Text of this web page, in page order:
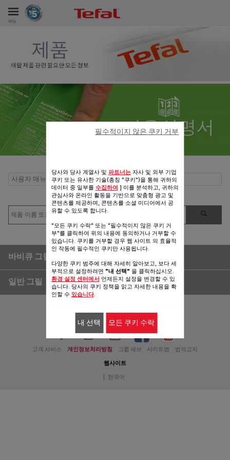
메뉴
사용자 매뉴얼 및 자주 물어본 질문 Convivial Cooking
바비큐 그릴
일반 그릴
고객 서비스 개인정보처리방침 그룹 세브 사이트맵 법적고지
웹사이트
한국어
당사와 당사 계열사 및 파트너는자사 및 외부 기업
쿠키 또는 유사한 기술(총칭 "쿠키")을 통해 귀하의
데이터 중 일부를 수집하여 ] 이를 분석하고, 귀하의
관심사와 온라인 활동을 기반으로 맞춤형 광고 및
콘텐츠를 제공하며, 콘텐츠를 소셜 미디어에서 공
유할 수 있도록 합니다.
"모든 쿠키 수락" 또는 "필수적이지 않은 쿠키 거
부"를 클릭하여 위의 내용에 동의하거나 거부할 수
있습니다. 쿠키를 거부할 경우 웹 사이트 의 효율적
인 작동에 필수적인 쿠키만 사용됩니다.
다양한 쿠키 범주에 대해 자세히 알아보고, 보다 세
부적으로 설정하려면 "내 선택" 을 클릭하십시오.
환경 설정 센터에서 언제든지 설정을 변경할 수 있
습니다. 당사의 쿠키 정책을 읽고 자세한 내용을 확
인할 수 있습니다.
필수적이지 않은 쿠키 거부
내 선택 모든 쿠키 수락